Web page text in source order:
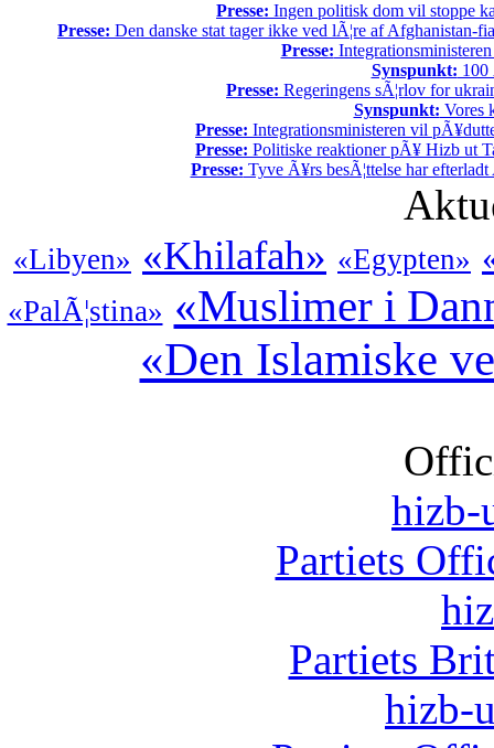
Presse: Ingen politisk dom vil stoppe
Presse: Den danske stat tager ikke ved lÃ¦re af Afghanistan-
Presse:
Synspunkt: 100
Presse: Regeringens sÃ¦rlov for
Synspunkt: Vores
Presse: Integrationsministeren vil
Presse: Politiske reaktioner pÃ¥ Hizb ut
Presse: Tyve Ã¥rs besÃ¦ttelse har
«Libyen» «Khilafah» «Egypten»
«PalÃ¦stina» «Muslimer i
«Den Islamiske
hizb-
Partiets
Partiets
hizb-